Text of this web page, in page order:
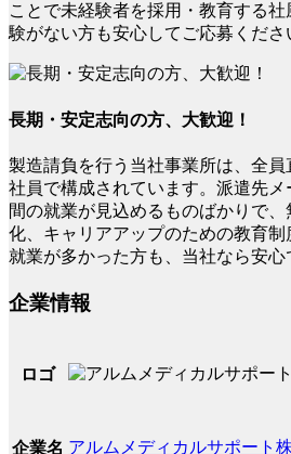
ことで未経験者を採用・教育する
験がない方も安心してご応募くださ
長期・安定志向の方、大歓迎！
製造請負を行う当社事業所は、全
社員で構成されています。派遣先
間の就業が見込めるものばかりで
化、キャリアアップのための教育
就業が多かった方も、当社なら安心
企業情報
ロゴ
企業名 アルムメディカルサポート